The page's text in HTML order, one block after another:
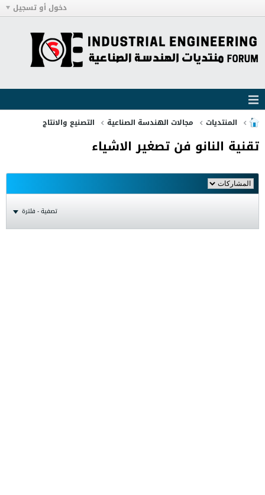
دخول أو تسجيل
المنتديات مجالات الهندسة الصناعية التصنيع والانتاج
تقنية النانو فن تصغير الاشياء
تصفية - فلترة